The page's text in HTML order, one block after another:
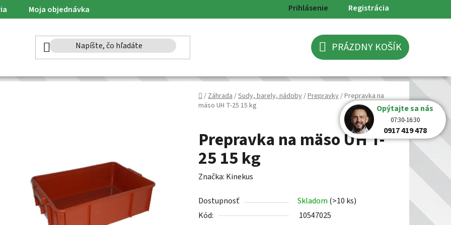
Moja objednávka Prihlásenie Registrácia
NÁKUPNÝ
KOŠÍK
PRÁZDNY KOŠÍK
Domov
/Záhrada/Sudy, barely, nádoby/Prepravky/Prepravka na
mäso UH T-25 15 kg
Prepravka na mäso UH T-
25 15 kg
Značka: Kinekus
Dostupnosť Skladom (>10 ks)
Kód:
10547025
Opýtajte sa nás
07:30-16:30
0917 419 478